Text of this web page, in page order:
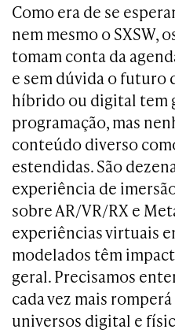
Como era de se
nem mesmo o SXSW,
tomam conta da
e sem dúvida o futuro
híbrido ou digital tem
programação, mas
conteúdo diverso
estendidas. São
experiência de
sobre AR/VR/RX e
experiências virtuais
modelados têm
geral. Precisamos
cada vez mais
universos digital e